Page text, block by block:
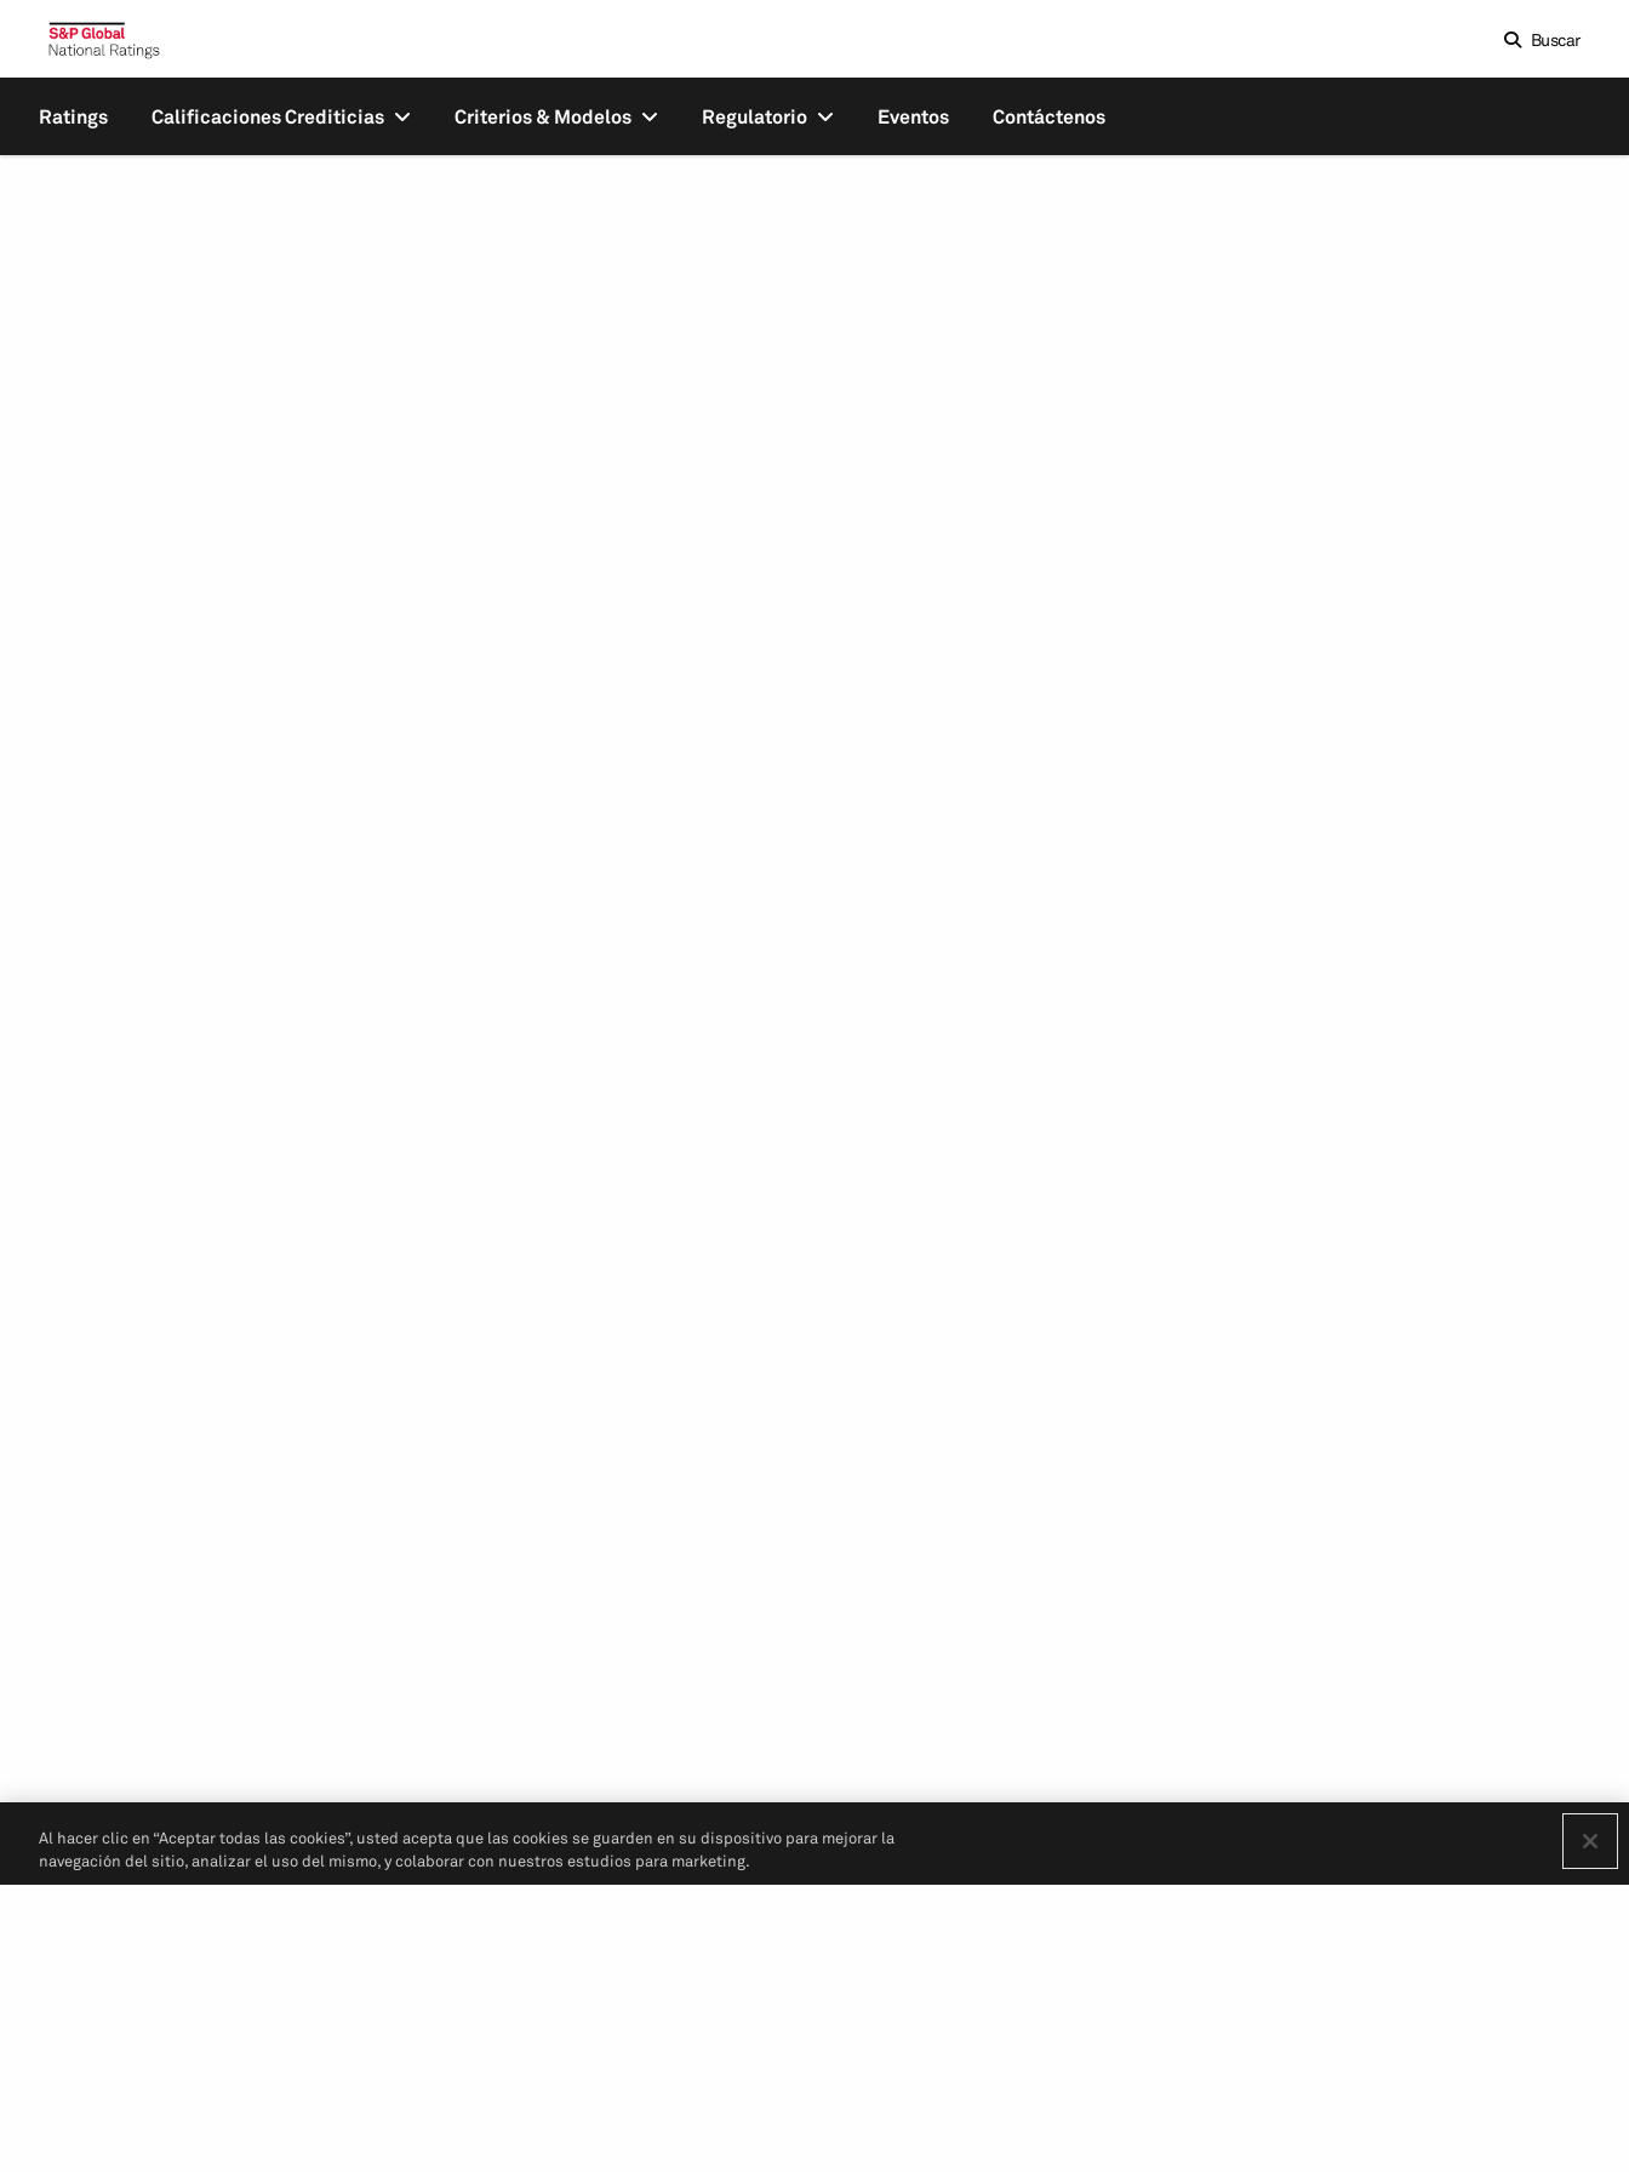
Buscar
Ratings Calificaciones Crediticias Criterios & Modelos Regulatorio Eventos Contáctenos
Al hacer clic en “Aceptar todas las cookies”, usted acepta que las cookies se guarden en su dispositivo para mejorar la
navegación del sitio, analizar el uso del mismo, y colaborar con nuestros estudios para marketing.